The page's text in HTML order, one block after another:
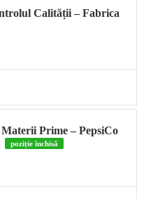
Calității – Fabrica
Prime – PepsiCo
poziție închisă